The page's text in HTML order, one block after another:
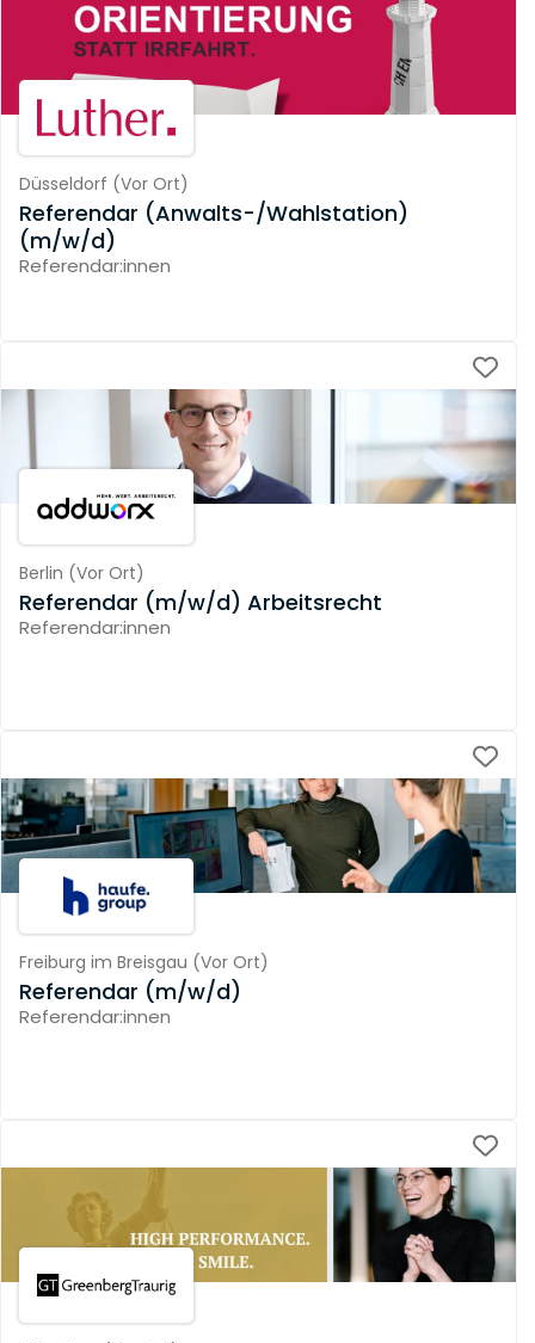
Düsseldorf (Vor Ort)
Referendar (Anwalts-/Wahlstation)
(m/w/d)
Referendar:innen
Berlin (Vor Ort)
Referendar (m/w/d) Arbeitsrecht
Referendar:innen
Freiburg im Breisgau (Vor Ort)
Referendar (m/w/d)
Referendar:innen